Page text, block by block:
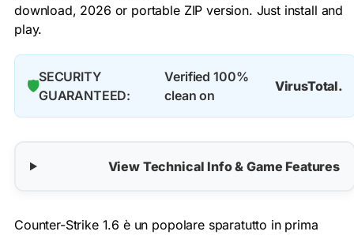
download, 2026 or portable ZIP version. Just install and
play.
🛡️
SECURITY
GUARANTEED:
Verified 100%
clean on
VirusTotal.
View Technical Info & Game Features
Counter-Strike 1.6 è un popolare sparatutto in prima